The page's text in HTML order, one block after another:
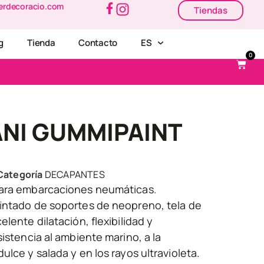
Tiendas
Tienda Contacto ES
0
GUMMIPAINT
DECAPANTES
embarcaciones neumáticas.
de soportes de neopreno, tela de
dilatación, flexibilidad y
al ambiente marino, a la
y salada y en los rayos ultravioleta.